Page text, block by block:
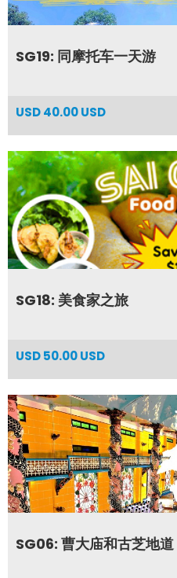
SG19: 同摩托车一天游
USD40.00 USD
SG18: 美食家之旅
USD50.00 USD
SG06: 曹大庙和古芝地道